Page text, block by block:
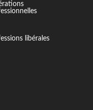
libérales